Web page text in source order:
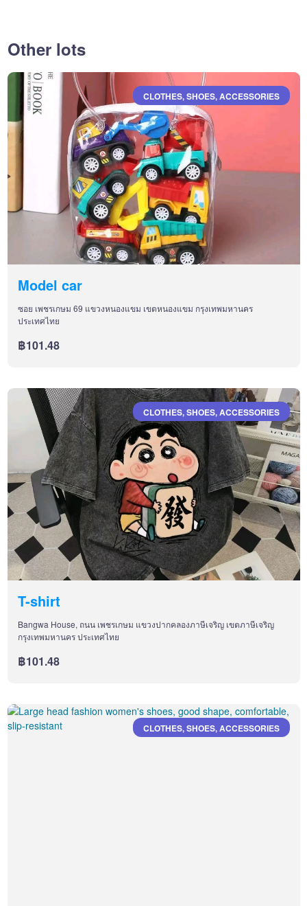
Other lots
CLOTHES, SHOES, ACCESSORIES
Model car
ซอย เพชรเกษม 69 แขวงหนองแขม เขตหนองแขม กรุงเทพมหานคร
ประเทศไทย
฿101.48
CLOTHES, SHOES, ACCESSORIES
T-shirt
Bangwa House, ถนน เพชรเกษม แขวงปากคลองภาษีเจริญ เขตภาษีเจริญ
กรุงเทพมหานคร ประเทศไทย
฿101.48
CLOTHES, SHOES, ACCESSORIES